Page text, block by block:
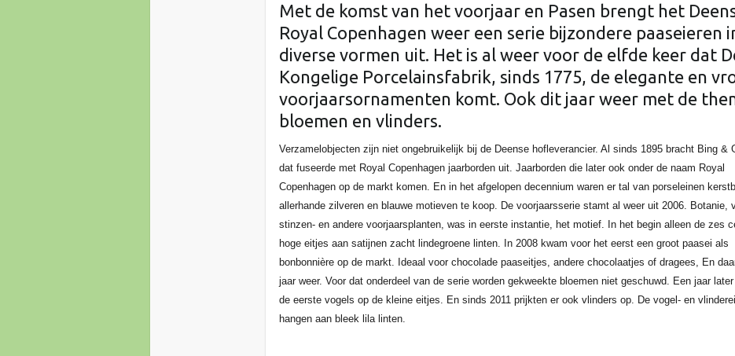
Met de komst van het voorjaar en Pasen brengt het
Royal Copenhagen weer een serie bijzondere paaseieren
diverse vormen uit. Het is al weer voor de elfde keer dat
Kongelige Porcelainsfabrik, sinds 1775, de elegante en
voorjaarsornamenten komt. Ook dit jaar weer met de
bloemen en vlinders.
Verzamelobjecten zijn niet ongebruikelijk bij de Deense hofleverancier. Al sinds 1895 bracht Bing &
dat fuseerde met Royal Copenhagen jaarborden uit. Jaarborden die later ook onder de naam Royal
Copenhagen op de markt komen. En in het afgelopen decennium waren er tal van porseleinen
allerhande zilveren en blauwe motieven te koop. De voorjaarsserie stamt al weer uit 2006. Botanie,
stinzen- en andere voorjaarsplanten, was in eerste instantie, het motief. In het begin alleen de zes
hoge eitjes aan satijnen zacht lindegroene linten. In 2008 kwam voor het eerst een groot paasei als
bonbonnière op de markt. Ideaal voor chocolade paaseitjes, andere chocolaatjes of dragees, En
jaar weer. Voor dat onderdeel van de serie worden gekweekte bloemen niet geschuwd. Een jaar
de eerste vogels op de kleine eitjes. En sinds 2011 prijkten er ook vlinders op. De vogel- en
hangen aan bleek lila linten.